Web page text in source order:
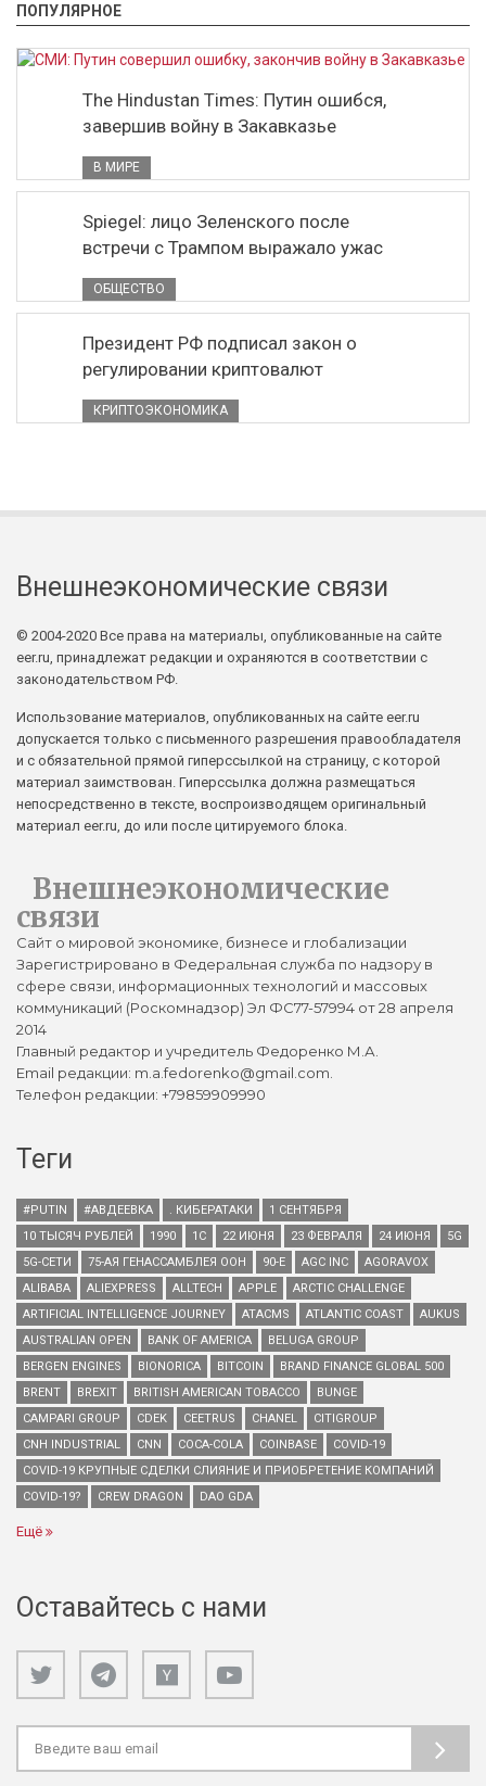
ПОПУЛЯРНОЕ
The Hindustan Times: Путин ошибся,
завершив войну в Закавказье
В МИРЕ
Spiegel: лицо Зеленского после
встречи с Трампом выражало ужас
ОБЩЕСТВО
Президент РФ подписал закон о
регулировании криптовалют
КРИПТОЭКОНОМИКА
Внешнеэкономические связи
© 2004-2020 Все права на материалы, опубликованные на сайте
eer.ru, принадлежат редакции и охраняются в соответствии с
законодательством РФ.
Использование материалов, опубликованных на сайте eer.ru
допускается только с письменного разрешения правообладателя
и с обязательной прямой гиперссылкой на страницу, с которой
материал заимствован. Гиперссылка должна размещаться
непосредственно в тексте, воспроизводящем оригинальный
материал eer.ru, до или после цитируемого блока.
Внешнеэкономические
связи
Сайт о мировой экономике, бизнесе и глобализации
Зарегистрировано в Федеральная служба по надзору в
сфере связи, информационных технологий и массовых
коммуникаций (Роскомнадзор) Эл ФС77-57994 от 28 апреля
2014
Главный редактор и учредитель Федоренко М.А.
Email редакции: m.a.fedorenko@gmail.com.
Телефон редакции: +79859909990
Теги
#PUTIN #АВДЕЕВКА . КИБЕРАТАКИ
1 СЕНТЯБРЯ
10 ТЫСЯЧ РУБЛЕЙ
1990 1С 22 ИЮНЯ 23 ФЕВРАЛЯ 24 ИЮНЯ
5G
5G-СЕТИ
75-АЯ ГЕНАССАМБЛЕЯ ООН 90-Е AGC INC
AGORAVOX
ALIBABA
ALIEXPRESS ALLTECH APPLE
ARCTIC CHALLENGE
ARTIFICIAL INTELLIGENCE JOURNEY
ATACMS ATLANTIC COAST
AUKUS
AUSTRALIAN OPEN
BANK OF AMERICA
BELUGA GROUP
BERGEN ENGINES
BIONORICA BITCOIN
BRAND FINANCE GLOBAL 500
BRENT
BREXIT BRITISH AMERICAN TOBACCO
BUNGE
CAMPARI GROUP
CDEK CEETRUS CHANEL
CITIGROUP
CNH INDUSTRIAL
CNN COCA-COLA COINBASE
COVID-19
COVID-19 КРУПНЫЕ СДЕЛКИ СЛИЯНИЕ И ПРИОБРЕТЕНИЕ КОМПАНИЙ
COVID-19?
CREW DRAGON DAO GDA
Ещё
Оставайтесь с нами